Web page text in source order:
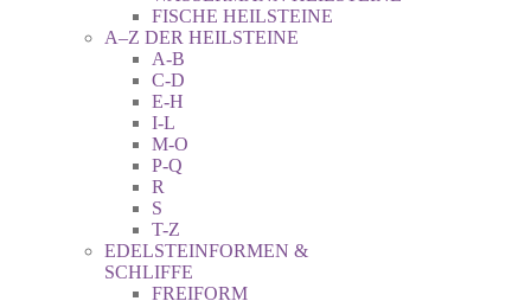
FISCHE HEILSTEINE
A–Z DER HEILSTEINE
A-B
C-D
E-H
I-L
M-O
P-Q
R
S
T-Z
EDELSTEINFORMEN &
SCHLIFFE
FREIFORM